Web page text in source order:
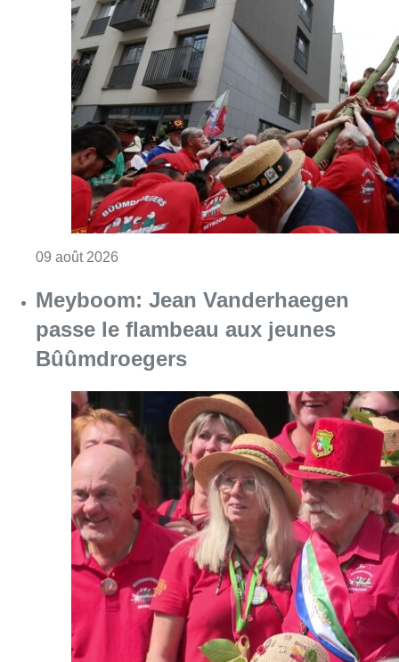
09 août 2026
Meyboom: Jean Vanderhaegen
passe le flambeau aux jeunes
Bûûmdroegers